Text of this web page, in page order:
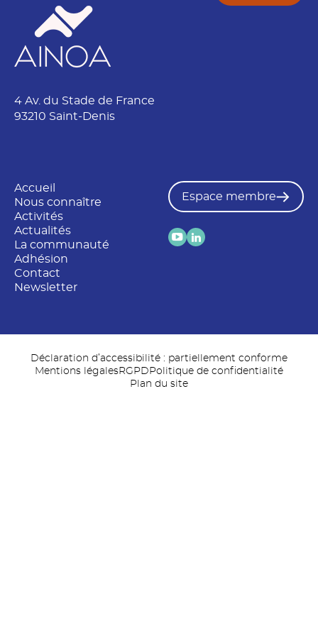
4 Av. du Stade de France
93210 Saint-Denis
Accueil
Nous connaître
Activités
Actualités
La communauté
Adhésion
Contact
Newsletter
Espace membre
Déclaration d’accessibilité : partiellement conforme
Mentions légalesRGPD Politique de confidentialité
Plan du site